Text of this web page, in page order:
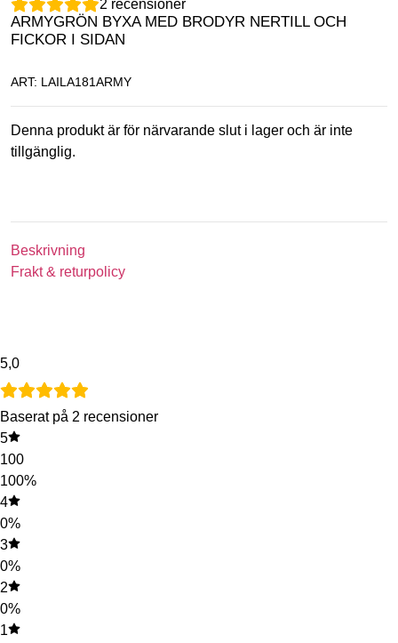
2 recensioner
ARMYGRÖN BYXA MED BRODYR NERTILL OCH
FICKOR I SIDAN
ART: LAILA181ARMY
Denna produkt är för närvarande slut i lager och är inte
tillgänglig.
Beskrivning
Frakt & returpolicy
5,0
Baserat på 2 recensioner
5
100
100%
4
0%
3
0%
2
0%
1